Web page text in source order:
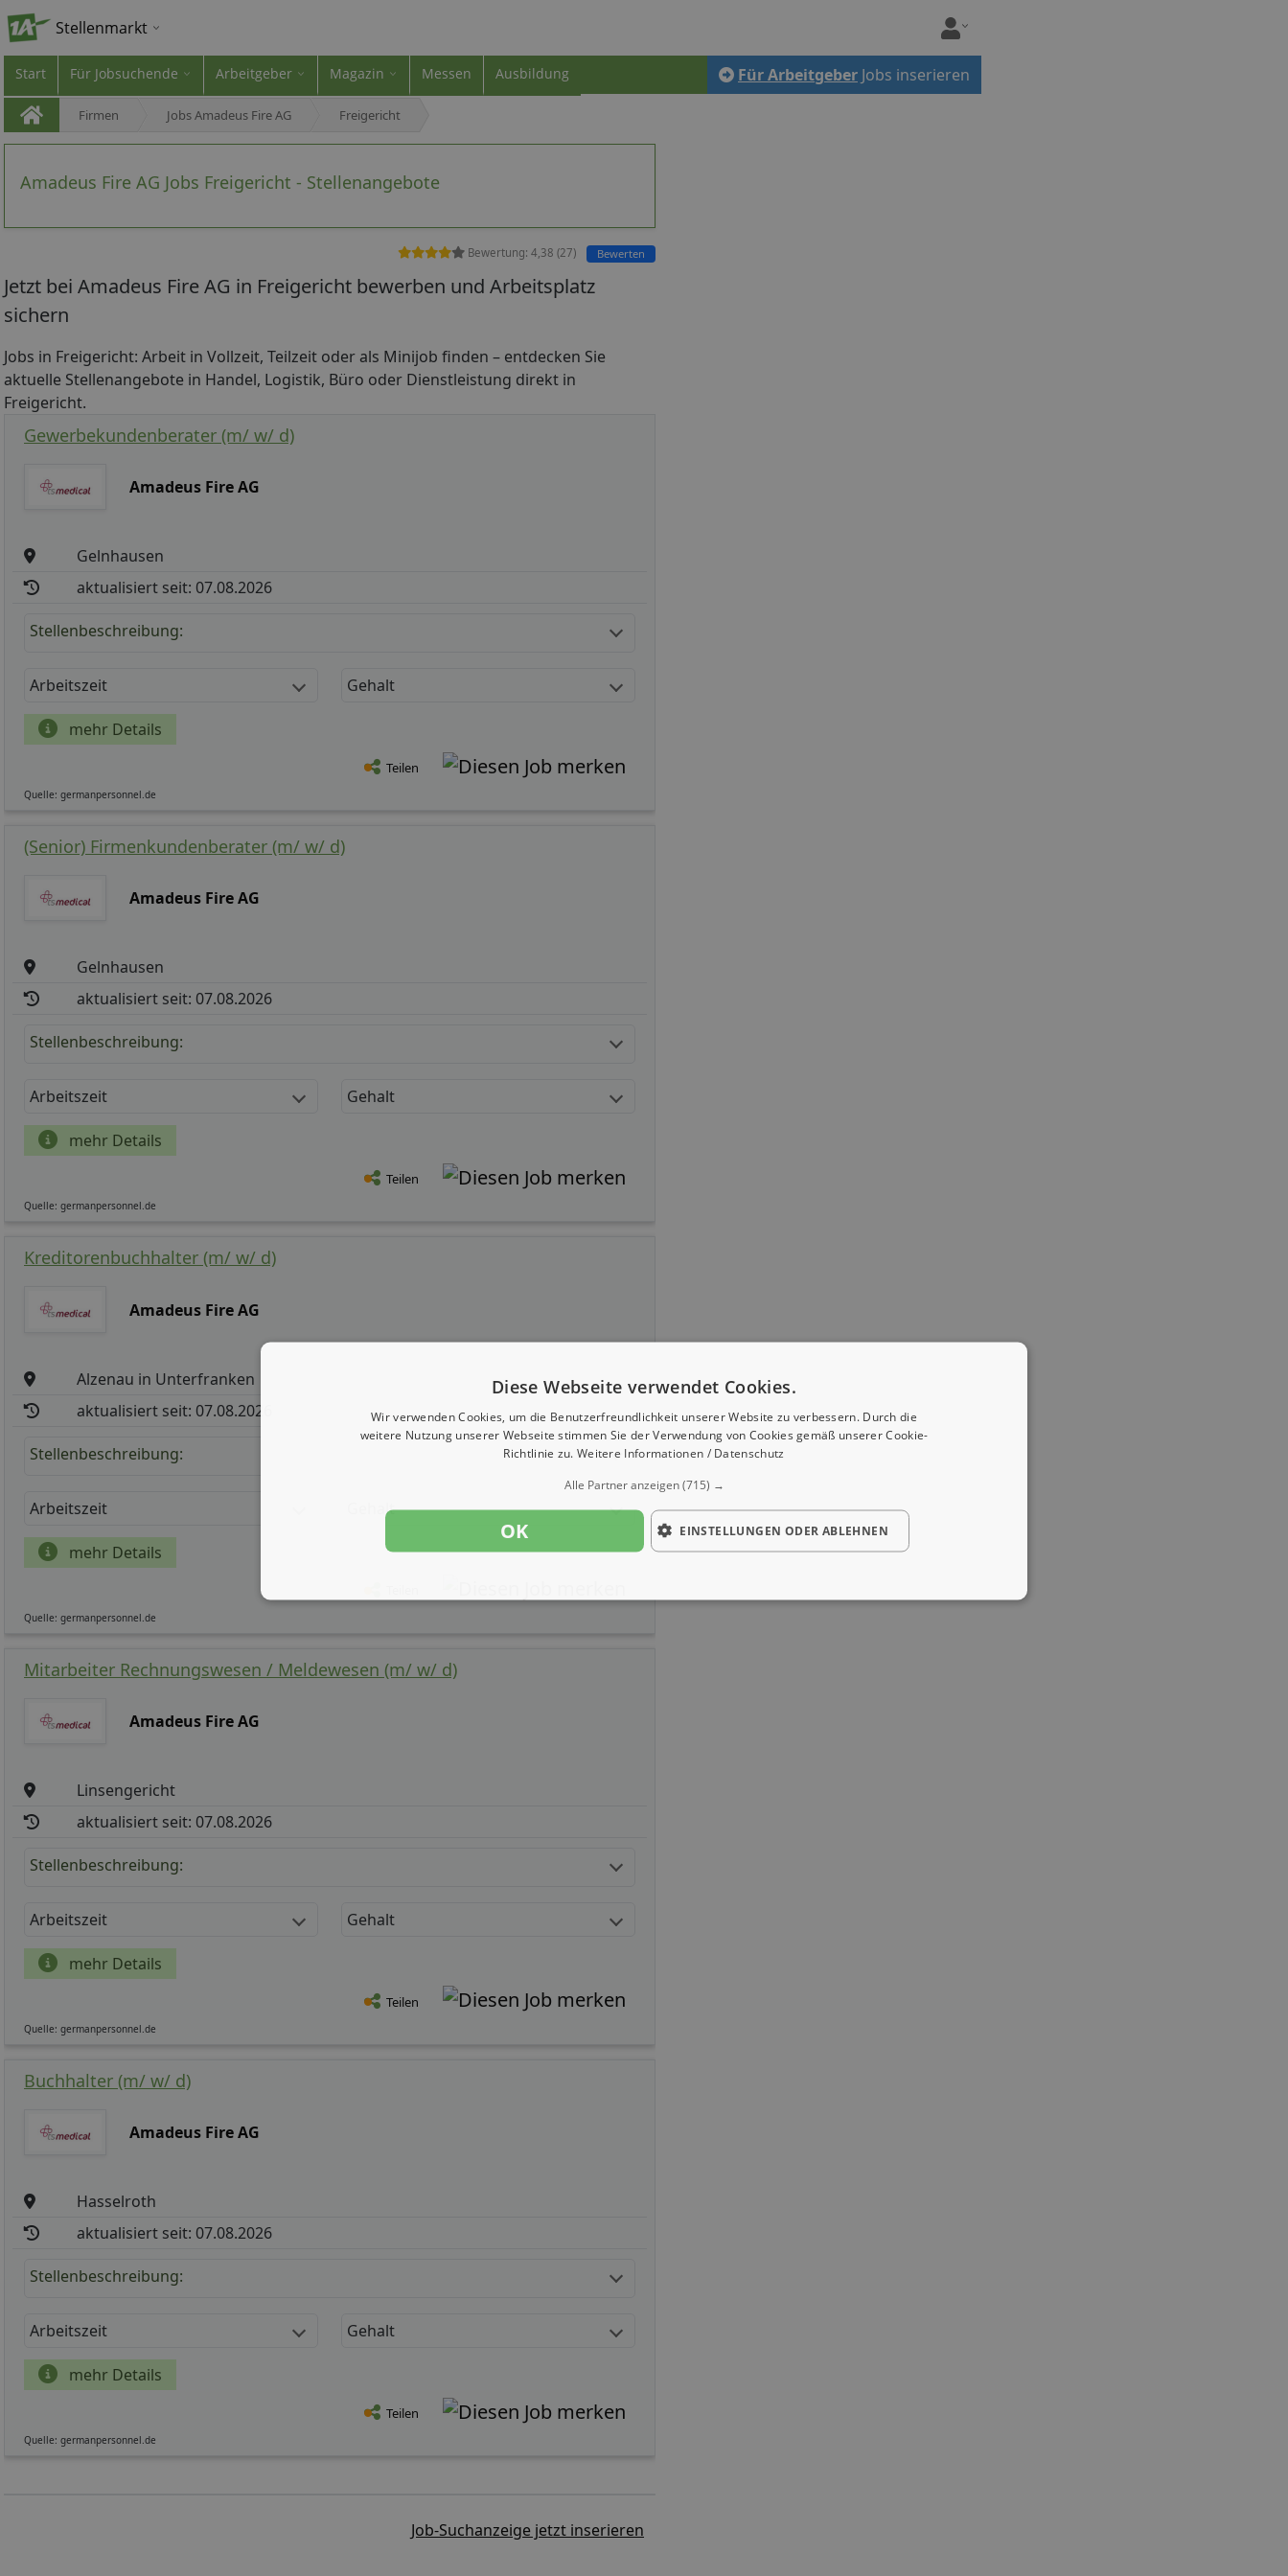
Stellenmarkt
Start Für Jobsuchende Arbeitgeber Magazin Messen Ausbildung Für Arbeitgeber Jobs inserieren
Firmen Jobs Amadeus Fire AG Freigericht
Amadeus Fire AG Jobs Freigericht - Stellenangebote
Bewertung: 4,38 (27) Bewerten
Jetzt bei Amadeus Fire AG in Freigericht bewerben und Arbeitsplatz
sichern
Jobs in Freigericht: Arbeit in Vollzeit, Teilzeit oder als Minijob finden – entdecken Sie
aktuelle Stellenangebote in Handel, Logistik, Büro oder Dienstleistung direkt in
Freigericht.
Gewerbekundenberater (m/ w/ d)
Amadeus Fire AG
Gelnhausen
aktualisiert seit: 07.08.2026
Stellenbeschreibung:
Arbeitszeit Gehalt
mehr Details
Teilen
Quelle: germanpersonnel.de
(Senior) Firmenkundenberater (m/ w/ d)
Amadeus Fire AG
Gelnhausen
aktualisiert seit: 07.08.2026
Stellenbeschreibung:
Arbeitszeit Gehalt
mehr Details
Teilen
Quelle: germanpersonnel.de
Kreditorenbuchhalter (m/ w/ d)
Amadeus Fire AG
Alzenau in Unterfranken
aktualisiert seit: 07.08.2026
Stellenbeschreibung:
Arbeitszeit Gehalt
mehr Details
Quelle: germanpersonnel.de
Mitarbeiter Rechnungswesen / Meldewesen (m/ w/ d)
Amadeus Fire AG
Linsengericht
aktualisiert seit: 07.08.2026
Stellenbeschreibung:
Arbeitszeit Gehalt
mehr Details
Teilen
Quelle: germanpersonnel.de
Buchhalter (m/ w/ d)
Amadeus Fire AG
Hasselroth
aktualisiert seit: 07.08.2026
Stellenbeschreibung:
Arbeitszeit Gehalt
mehr Details
Teilen
Quelle: germanpersonnel.de
Job-Suchanzeige jetzt inserieren
Diese Webseite verwendet Cookies.
Wir verwenden Cookies, um die Benutzerfreundlichkeit unserer Website zu verbessern. Durch die
weitere Nutzung unserer Webseite stimmen Sie der Verwendung von Cookies gemäß unserer Cookie-
Richtlinie zu. Weitere Informationen / Datenschutz
Alle Partner anzeigen(715) →
OK EINSTELLUNGEN ODER ABLEHNEN